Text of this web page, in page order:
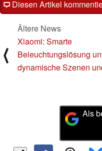
Diesen Artikel
⟨
Ältere News
Xiaomi: Smarte
Beleuchtungslösung
dynamische Szenen
Als